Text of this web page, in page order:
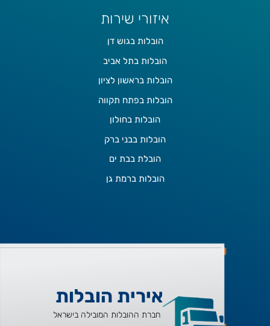
איזורי שירות
הובלות בגוש דן
הובלות בתל אביב
הובלות בראשון לציון
הובלות בפתח תקווה
הובלות בחולון
הובלות בבני ברק
הובלת בבת ים
הובלות ברמת גן
אירית הובלות
חברת ההובלות המובילה בישראל